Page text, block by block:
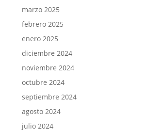
marzo 2025
febrero 2025
enero 2025
diciembre 2024
noviembre 2024
octubre 2024
septiembre 2024
agosto 2024
julio 2024